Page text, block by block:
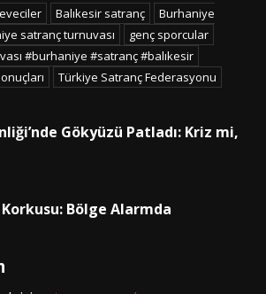
Balıkesir satranç
Burhaniye
satranç turnuvası
genç sporcular
#burhaniye #satranç #balıkesir
Türkiye Satranç Federasyonu
Gökyüzü Patladı: Kriz mi,
Korkusu: Bölge Alarmda